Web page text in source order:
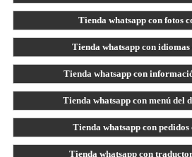
Tienda whatsapp con fotos
Tienda whatsapp con
Tienda whatsapp con
Tienda whatsapp con menú del
Tienda whatsapp con
Tienda whatsapp con